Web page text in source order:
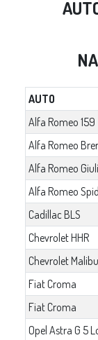
AUTO
Alfa Romeo 159
Alfa Romeo
Alfa Romeo
Alfa Romeo
Cadillac BLS
Chevrolet HHR
Chevrolet Malibu
Fiat Croma
Fiat Croma
Opel Astra G 5